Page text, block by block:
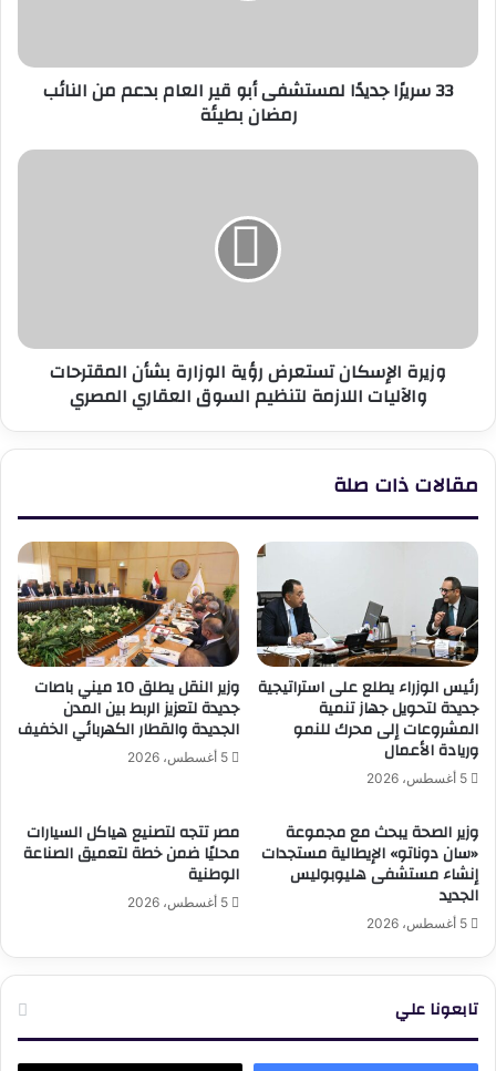
من
النائب
33 سريرًا جديدًا لمستشفى أبو قير العام بدعم من النائب
رمضان بطيئة
وزيرة
اللازمة
لتنظيموزيرة الإسكان تستعرض رؤية الوزارة بشأن المقترحات
والآليات اللازمة لتنظيم السوق العقاري المصري
مقالات ذات صلة
رئيس الوزراء يطلع على استراتيجية
جديدة لتحويل جهاز تنمية
المشروعات إلى محرك للنمو
وريادة الأعمال
5 أغسطس، 2026
وزير النقل يطلق 10 ميني باصات
جديدة لتعزيز الربط بين المدن
الجديدة والقطار الكهربائي الخفيف
5 أغسطس، 2026
وزير الصحة يبحث مع مجموعة
«سان دوناتو» الإيطالية مستجدات
إنشاء مستشفى هليوبوليس
الجديد
5 أغسطس، 2026
مصر تتجه لتصنيع هياكل السيارات
محليًا ضمن خطة لتعميق الصناعة
الوطنية
5 أغسطس، 2026
تابعونا علي